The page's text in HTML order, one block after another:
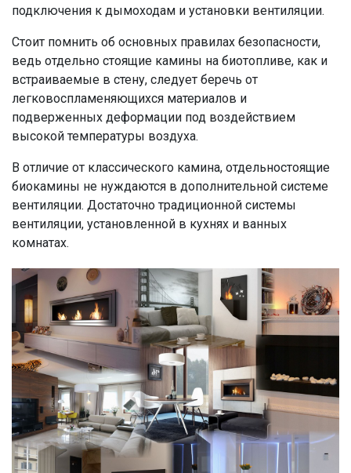
подключения к дымоходам и установки вентиляции.
Стоит помнить об основных правилах безопасности,
ведь отдельно стоящие камины на биотопливе, как и
встраиваемые в стену, следует беречь от
легковоспламеняющихся материалов и
подверженных деформации под воздействием
высокой температуры воздуха.
В отличие от классического камина, отдельностоящие
биокамины не нуждаются в дополнительной системе
вентиляции. Достаточно традиционной системы
вентиляции, установленной в кухнях и ванных
комнатах.